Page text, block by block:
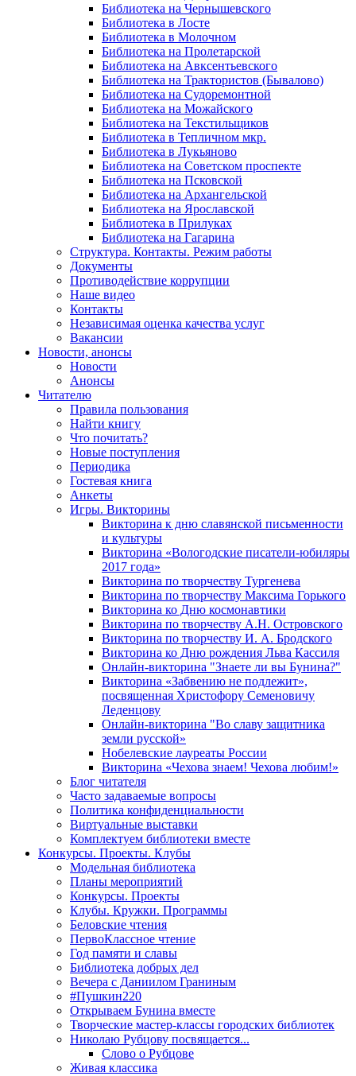
Библиотека на Чернышевского
Библиотека в Лосте
Библиотека в Молочном
Библиотека на Пролетарской
Библиотека на Авксентьевского
Библиотека на Трактористов (Бывалово)
Библиотека на Судоремонтной
Библиотека на Можайского
Библиотека на Текстильщиков
Библиотека в Тепличном мкр.
Библиотека в Лукьяново
Библиотека на Советском проспекте
Библиотека на Псковской
Библиотека на Архангельской
Библиотека на Ярославской
Библиотека в Прилуках
Библиотека на Гагарина
Структура. Контакты. Режим работы
Документы
Противодействие коррупции
Наше видео
Контакты
Независимая оценка качества услуг
Вакансии
Новости, анонсы
Новости
Анонсы
Читателю
Правила пользования
Найти книгу
Что почитать?
Новые поступления
Периодика
Гостевая книга
Анкеты
Игры. Викторины
Викторина к дню славянской письменности
и культуры
Викторина «Вологодские писатели-юбиляры
2017 года»
Викторина по творчеству Тургенева
Викторина по творчеству Максима Горького
Викторина ко Дню космонавтики
Викторина по творчеству А.Н. Островского
Викторина по творчеству И. А. Бродского
Викторина ко Дню рождения Льва Кассиля
Онлайн-викторина "Знаете ли вы Бунина?"
Викторина «Забвению не подлежит»,
посвященная Христофору Семеновичу
Леденцову
Онлайн-викторина "Во славу защитника
земли русской»
Нобелевские лауреаты России
Викторина «Чехова знаем! Чехова любим!»
Блог читателя
Часто задаваемые вопросы
Политика конфиденциальности
Виртуальные выставки
Комплектуем библиотеки вместе
Конкурсы. Проекты. Клубы
Модельная библиотека
Планы мероприятий
Конкурсы. Проекты
Клубы. Кружки. Программы
Беловские чтения
ПервоКлассное чтение
Год памяти и славы
Библиотека добрых дел
Вечера с Даниилом Граниным
#Пушкин220
Открываем Бунина вместе
Творческие мастер-классы городских библиотек
Николаю Рубцову посвящается...
Слово о Рубцове
Живая классика